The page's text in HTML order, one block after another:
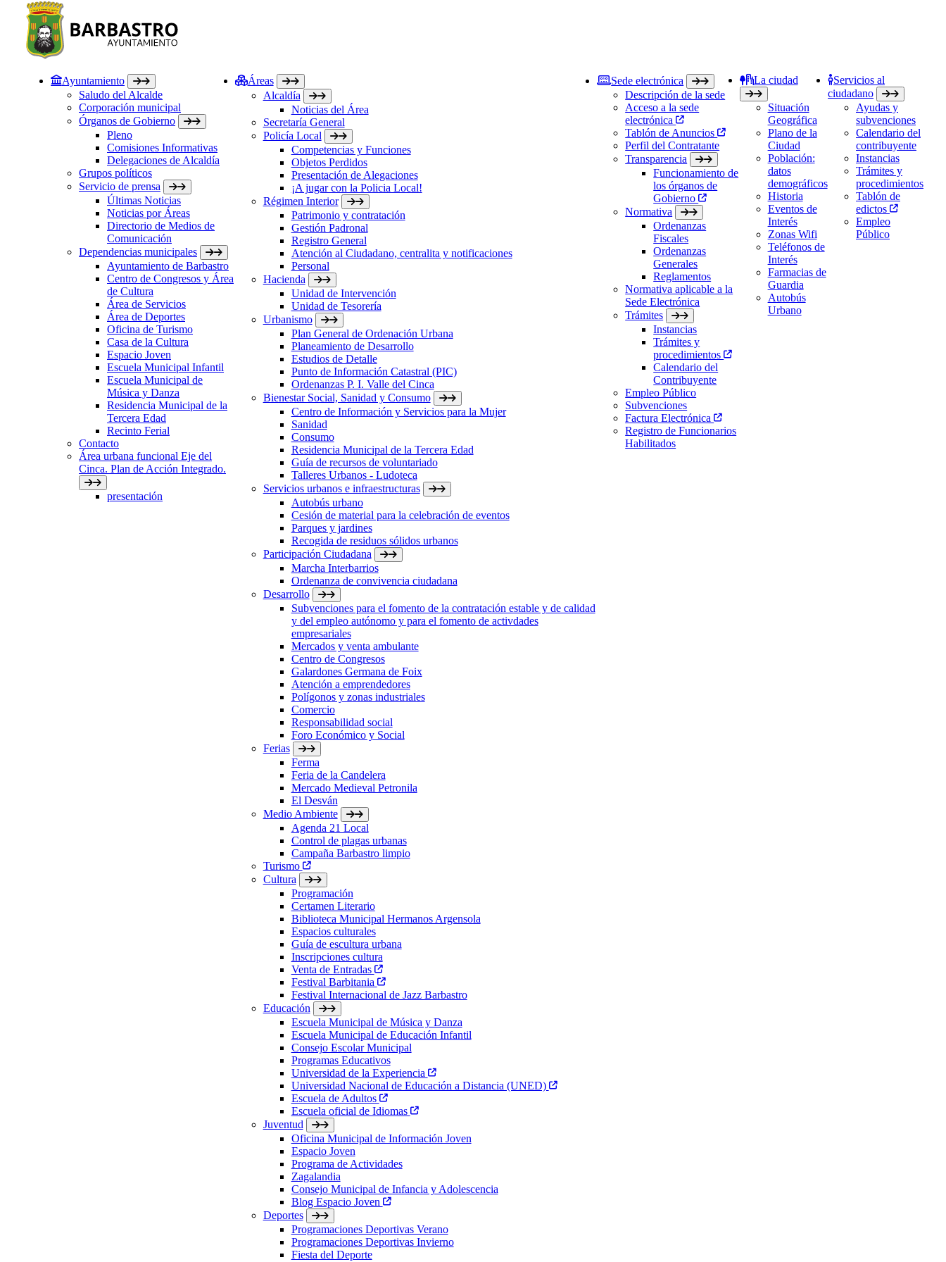
Ayuntamiento
Saludo del Alcalde
Corporación municipal
Órganos de Gobierno
Pleno
Comisiones Informativas
Delegaciones de Alcaldía
Grupos políticos
Servicio de prensa
Últimas Noticias
Noticias por Áreas
Directorio de Medios de
Comunicación
Dependencias municipales
Ayuntamiento de Barbastro
Centro de Congresos y Área
de Cultura
Área de Servicios
Área de Deportes
Oficina de Turismo
Casa de la Cultura
Espacio Joven
Escuela Municipal Infantil
Escuela Municipal de
Música y Danza
Residencia Municipal de la
Tercera Edad
Recinto Ferial
Contacto
Área urbana funcional Eje del
Cinca. Plan de Acción Integrado.
presentación
Áreas
Alcaldía
Noticias del Área
Secretaría General
Policía Local
Competencias y Funciones
Objetos Perdidos
Presentación de Alegaciones
¡A jugar con la Policia Local!
Régimen Interior
Patrimonio y contratación
Gestión Padronal
Registro General
Atención al Ciudadano, centralita y notificaciones
Personal
Hacienda
Unidad de Intervención
Unidad de Tesorería
Urbanismo
Plan General de Ordenación Urbana
Planeamiento de Desarrollo
Estudios de Detalle
Punto de Información Catastral (PIC)
Ordenanzas P. I. Valle del Cinca
Bienestar Social, Sanidad y Consumo
Centro de Información y Servicios para la Mujer
Sanidad
Consumo
Residencia Municipal de la Tercera Edad
Guía de recursos de voluntariado
Talleres Urbanos - Ludoteca
Servicios urbanos e infraestructuras
Autobús urbano
Cesión de material para la celebración de eventos
Parques y jardines
Recogida de residuos sólidos urbanos
Participación Ciudadana
Marcha Interbarrios
Ordenanza de convivencia ciudadana
Desarrollo
Subvenciones para el fomento de la contratación estable y de calidad
y del empleo autónomo y para el fomento de activdades
empresariales
Mercados y venta ambulante
Centro de Congresos
Galardones Germana de Foix
Atención a emprendedores
Polígonos y zonas industriales
Comercio
Responsabilidad social
Foro Económico y Social
Ferias
Ferma
Feria de la Candelera
Mercado Medieval Petronila
El Desván
Medio Ambiente
Agenda 21 Local
Control de plagas urbanas
Campaña Barbastro limpio
Turismo
Cultura
Programación
Certamen Literario
Biblioteca Municipal Hermanos Argensola
Espacios culturales
Guía de escultura urbana
Inscripciones cultura
Venta de Entradas
Festival Barbitania
Festival Internacional de Jazz Barbastro
Educación
Escuela Municipal de Música y Danza
Escuela Municipal de Educación Infantil
Consejo Escolar Municipal
Programas Educativos
Universidad de la Experiencia
Universidad Nacional de Educación a Distancia (UNED)
Escuela de Adultos
Escuela oficial de Idiomas
Juventud
Oficina Municipal de Información Joven
Espacio Joven
Programa de Actividades
Zagalandia
Consejo Municipal de Infancia y Adolescencia
Blog Espacio Joven
Deportes
Programaciones Deportivas Verano
Programaciones Deportivas Invierno
Fiesta del Deporte
Sede electrónica
Descripción de la sede
Acceso a la sede
electrónica
Tablón de Anuncios
Perfil del Contratante
Transparencia
Funcionamiento de
los órganos de
Gobierno
Normativa
Ordenanzas
Fiscales
Ordenanzas
Generales
Reglamentos
Normativa aplicable a la
Sede Electrónica
Trámites
Instancias
Trámites y
procedimientos
Calendario del
Contribuyente
Empleo Público
Subvenciones
Factura Electrónica
Registro de Funcionarios
Habilitados
La ciudad
Situación
Geográfica
Plano de la
Ciudad
Población:
datos
demográficos
Historia
Eventos de
Interés
Zonas Wifi
Teléfonos de
Interés
Farmacias de
Guardia
Autobús
Urbano
Servicios al
ciudadano
Ayudas y
subvenciones
Calendario del
contribuyente
Instancias
Trámites y
procedimientos
Tablón de
edictos
Empleo
Público